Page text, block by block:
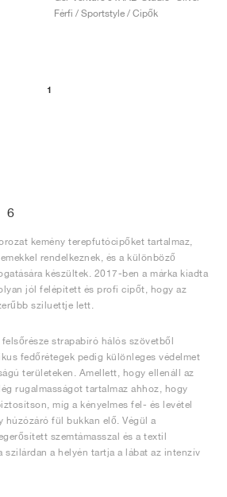
Férfi / Sportstyle / Cipők
1
6
kemény terepfutócipőket tartalmaz,
rendelkeznek, és a különböző
készültek. 2017-ben a márka kiadta
jól felépített és profi cipőt, hogy az
sziluettje lett.
strapabíró hálós szövetből
fedőrétegek pedig különleges védelmet
területeken. Amellett, hogy ellenáll az
rugalmasságot tartalmaz ahhoz, hogy
míg a kényelmes fel- és levétel
húzózáró fül bukkan elő. Végül a
szemtámasszal és a textil
a helyén tartja a lábat az intenzív